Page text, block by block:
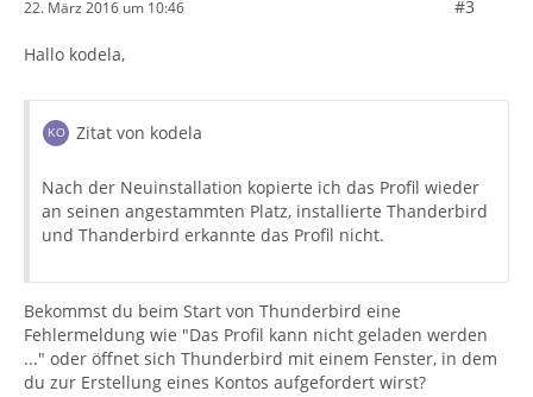
22. März 2016 um 10:46 #3
Hallo kodela,
Zitat von kodela
Nach der Neuinstallation kopierte ich das Profil wieder
an seinen angestammten Platz, installierte Thanderbird
und Thanderbird erkannte das Profil nicht.
Bekommst du beim Start von Thunderbird eine
Fehlermeldung wie "Das Profil kann nicht geladen werden
..." oder öffnet sich Thunderbird mit einem Fenster, in dem
du zur Erstellung eines Kontos aufgefordert wirst?